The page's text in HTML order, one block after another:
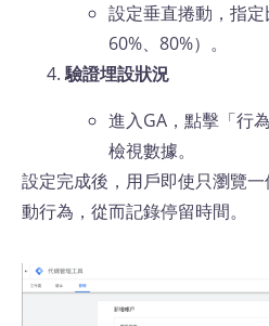
設定垂直捲動，指定
60%、80%）。
驗證埋設狀況
進入GA，點擊「行
檢視數據。
設定完成後，用戶即使只瀏覽
動行為，從而記錄停留時間。